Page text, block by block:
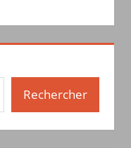
Rechercher